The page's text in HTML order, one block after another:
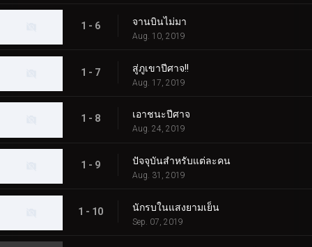
1 - 6 จานบินไม่มา
Aug. 10, 2019
1 - 7 สู่ภูเขาปีศาจ!!
Aug. 17, 2019
1 - 8 เอาชนะปีศาจ
Aug. 24, 2019
1 - 9 ปัจจุบันสำหรับแต่ละคน
Aug. 31, 2019
1 - 10 นักรบในแสงยามเย็น
Sep. 07, 2019